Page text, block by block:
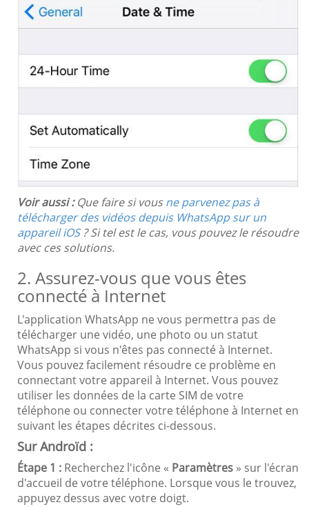
Voir aussi :Que faire si vousne parvenez pas à
télécharger des vidéos depuis WhatsApp sur un
appareil iOS? Si tel est le cas, vous pouvez le résoudre
avec ces solutions.
2. Assurez-vous que vous êtes
connecté à Internet
L'application WhatsApp ne vous permettra pas de
télécharger une vidéo, une photo ou un statut
WhatsApp si vous n'êtes pas connecté à Internet.
Vous pouvez facilement résoudre ce problème en
connectant votre appareil à Internet. Vous pouvez
utiliser les données de la carte SIM de votre
téléphone ou connecter votre téléphone à Internet en
suivant les étapes décrites ci-dessous.
Sur Androïd :
Étape 1 : Recherchez l'icône « Paramètres » sur l'écran
d'accueil de votre téléphone. Lorsque vous le trouvez,
appuyez dessus avec votre doigt.